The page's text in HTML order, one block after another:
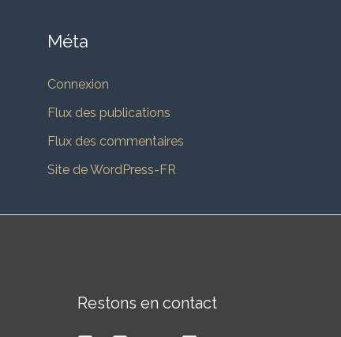
Méta
Connexion
Flux des publications
Flux des commentaires
Site de WordPress-FR
Restons en contact